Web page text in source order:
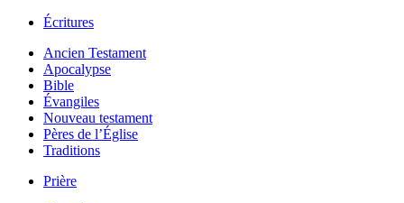
Écritures
Ancien Testament
Apocalypse
Bible
Évangiles
Nouveau testament
Pères de l’Église
Traditions
Prière